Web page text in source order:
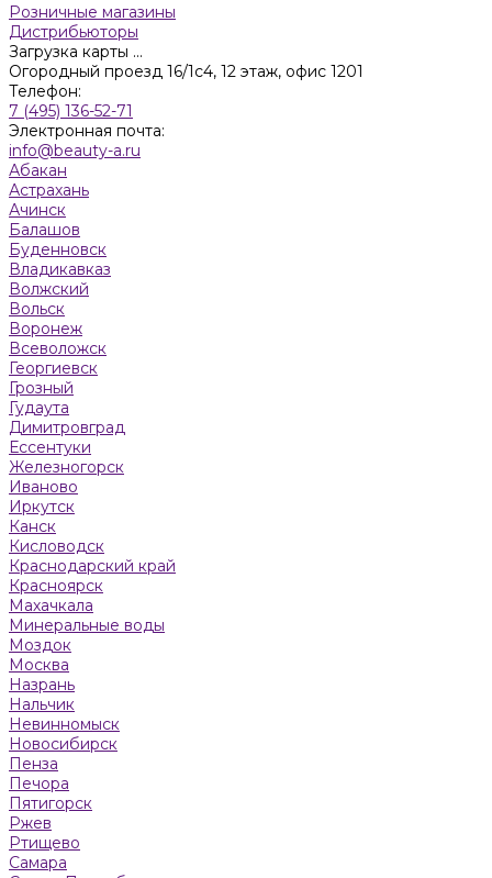
Розничные магазины
Дистрибьюторы
Загрузка карты ...
Огородный проезд 16/1с4, 12 этаж, офис 1201
Телефон:
7 (495) 136-52-71
Электронная почта:
info@beauty-a.ru
Абакан
Астрахань
Ачинск
Балашов
Буденновск
Владикавказ
Волжский
Вольск
Воронеж
Всеволожск
Георгиевск
Грозный
Гудаута
Димитровград
Ессентуки
Железногорск
Иваново
Иркутск
Канск
Кисловодск
Краснодарский край
Красноярск
Махачкала
Минеральные воды
Моздок
Москва
Назрань
Нальчик
Невинномыск
Новосибирск
Пенза
Печора
Пятигорск
Ржев
Ртищево
Самара